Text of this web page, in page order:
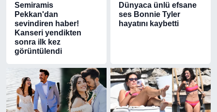
Semiramis
Pekkan'dan
sevindiren haber!
Kanseri yendikten
sonra ilk kez
görüntülendi
Dünyaca ünlü efsane
ses Bonnie Tyler
hayatını kaybetti